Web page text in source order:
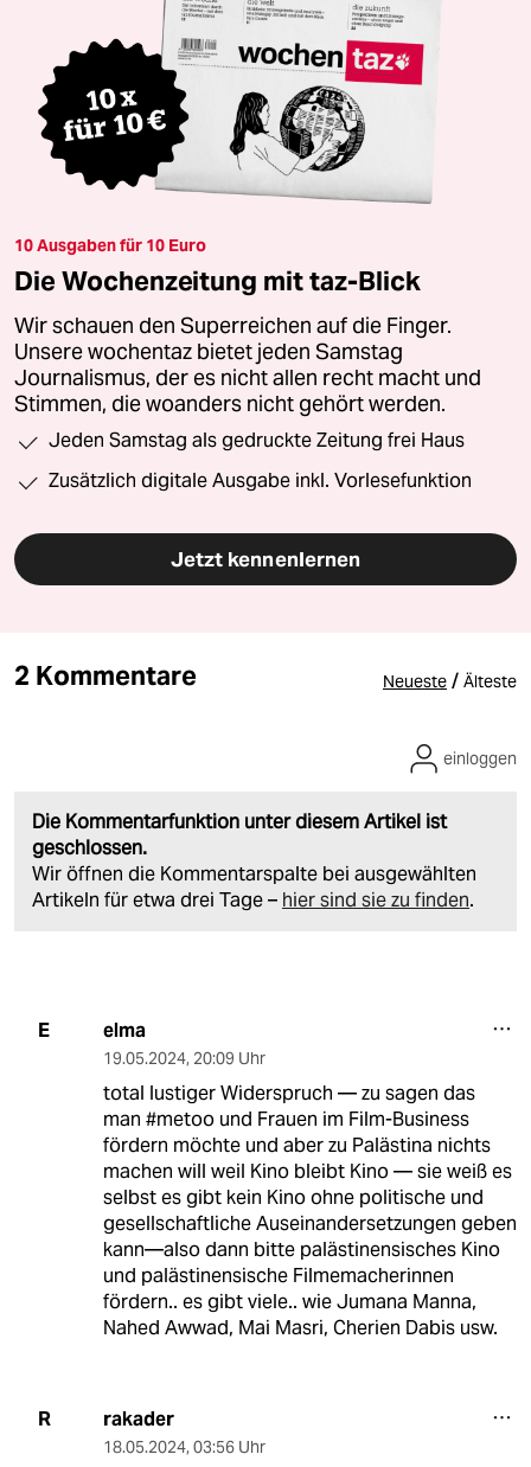
10 Ausgaben für 10 Euro
Die Wochenzeitung mit taz-Blick
Wir schauen den Superreichen auf die Finger.
Unsere wochentaz bietet jeden Samstag
Journalismus, der es nicht allen recht macht und
Stimmen, die woanders nicht gehört werden.
Jeden Samstag als gedruckte Zeitung frei Haus
Zusätzlich digitale Ausgabe inkl. Vorlesefunktion
Jetzt kennenlernen
2 Kommentare Neueste / Älteste
Die Kommentarfunktion unter diesem Artikel ist
geschlossen.
Wir öffnen die Kommentarspalte bei ausgewählten
Artikeln für etwa drei Tage – hier sind sie zu finden.
einloggen
E elma
19.05.2024, 20:09 Uhr
total lustiger Widerspruch — zu sagen das
man #metoo und Frauen im Film-Business
fördern möchte und aber zu Palästina nichts
machen will weil Kino bleibt Kino — sie weiß es
selbst es gibt kein Kino ohne politische und
gesellschaftliche Auseinandersetzungen geben
kann—also dann bitte palästinensisches Kino
und palästinensische Filmemacherinnen
fördern.. es gibt viele.. wie Jumana Manna,
Nahed Awwad, Mai Masri, Cherien Dabis usw.
R rakader
18.05.2024, 03:56 Uhr